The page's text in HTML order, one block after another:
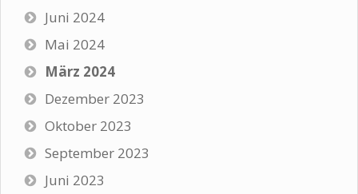
Juni 2024
Mai 2024
März 2024
Dezember 2023
Oktober 2023
September 2023
Juni 2023